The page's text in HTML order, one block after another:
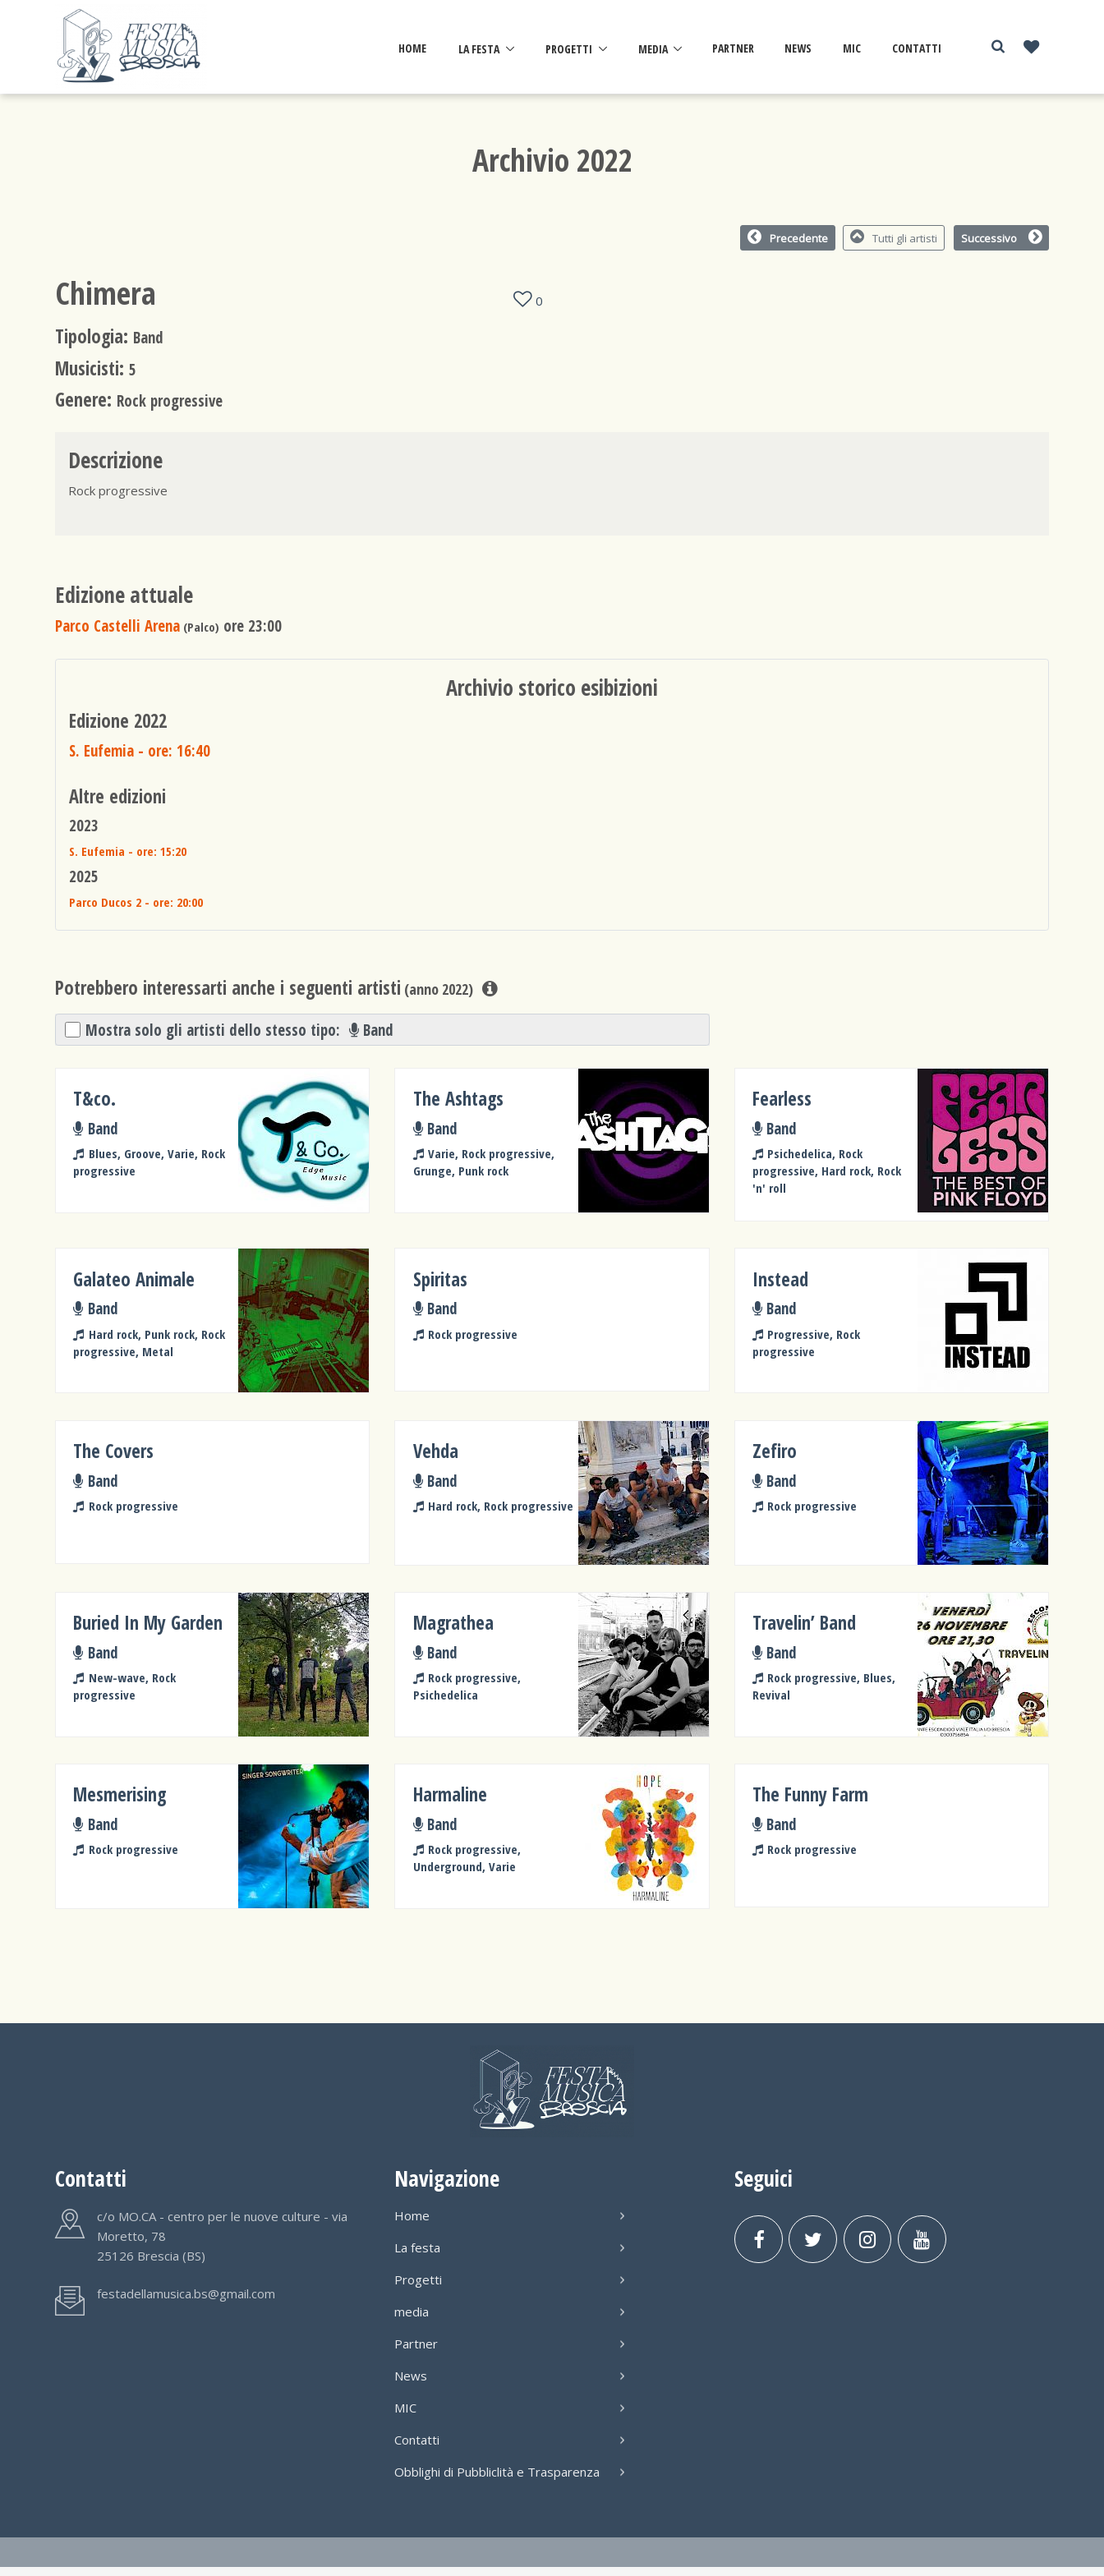
HOME LA FESTA PROGETTI MEDIA PARTNER NEWS MIC CONTATTI
Archivio 2022
Precedente Tutti gli artisti Successivo
Chimera 0
Tipologia: Band
Musicisti: 5
Genere: Rock progressive
Descrizione
Rock progressive
Edizione attuale
Parco Castelli Arena (Palco) ore 23:00
Archivio storico esibizioni
Edizione 2022
S. Eufemia - ore: 16:40
Altre edizioni
2023
S. Eufemia - ore: 15:20
2025
Parco Ducos 2 - ore: 20:00
Potrebbero interessarti anche i seguenti artisti (anno 2022)
Mostra solo gli artisti dello stesso tipo: Band
T&co.
Band
Blues, Groove, Varie, Rock
progressive
The Ashtags
Band
Varie, Rock progressive,
Grunge, Punk rock
Fearless
Band
Psichedelica, Rock
progressive, Hard rock, Rock
'n' roll
Galateo Animale
Band
Hard rock, Punk rock, Rock
progressive, Metal
Spiritas
Band
Rock progressive
Instead
Band
Progressive, Rock
progressive
The Covers
Band
Rock progressive
Vehda
Band
Hard rock, Rock progressive
Zefiro
Band
Rock progressive
Buried In My Garden
Band
New-wave, Rock
progressive
Magrathea
Band
Rock progressive,
Psichedelica
Travelin’ Band
Band
Rock progressive, Blues,
Revival
Mesmerising
Band
Rock progressive
Harmaline
Band
Rock progressive,
Underground, Varie
The Funny Farm
Band
Rock progressive
Contatti
c/o MO.CA - centro per le nuove culture - via
Moretto, 78
25126 Brescia (BS)
festadellamusica.bs@gmail.com
Navigazione
Home
La festa
Progetti
media
Partner
News
MIC
Contatti
Obblighi di Pubbliclità e Trasparenza
Seguici